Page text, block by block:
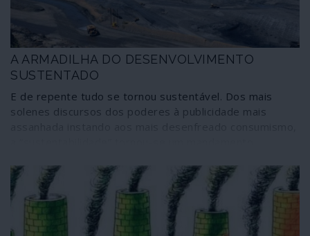
A ARMADILHA DO DESENVOLVIMENTO
SUSTENTADO
E de repente tudo se tornou sustentável. Dos mais
solenes discursos dos poderes à publicidade mais
saberão do que estão a falar. Em prol da
sustentabilidade faz-se uma mixórdia de conceitos onde
cabem a ecologia, o combate às mudanças climáticas, a
pegada de carbono e respectiva neutralização, o efeito